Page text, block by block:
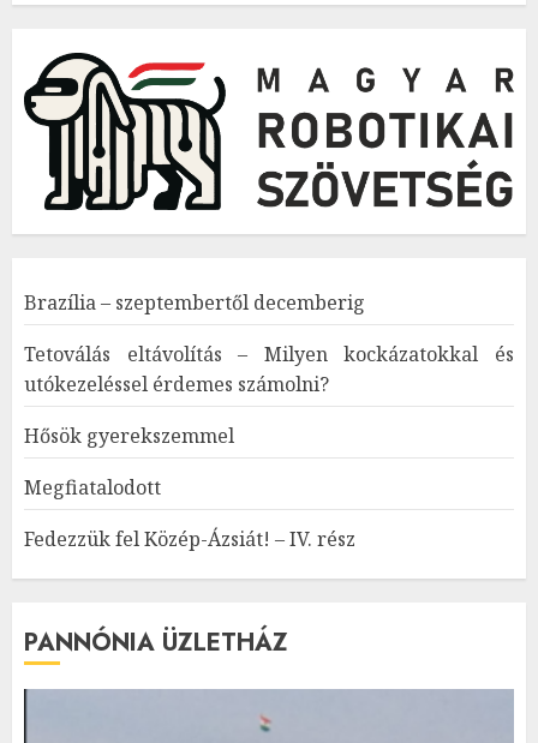
Brazília – szeptembertől decemberig
Tetoválás eltávolítás – Milyen kockázatokkal és
utókezeléssel érdemes számolni?
Hősök gyerekszemmel
Megfiatalodott
Fedezzük fel Közép-Ázsiát! – IV. rész
PANNÓNIA ÜZLETHÁZ